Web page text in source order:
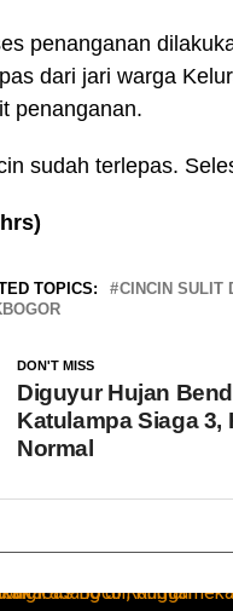
penanganan
dari jari warga
penanganan.
sudah terlepas.
TOPICS: CINCIN SULIT
DON'T MISS
Diguyur Hujan
Katulampa Siaga 3,
Normal